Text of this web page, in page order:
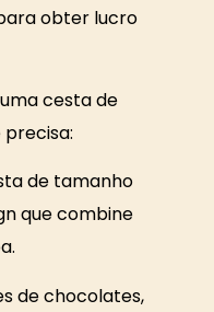
obter lucro
cesta de
de tamanho
que combine
de chocolates,